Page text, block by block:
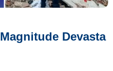
Devasta